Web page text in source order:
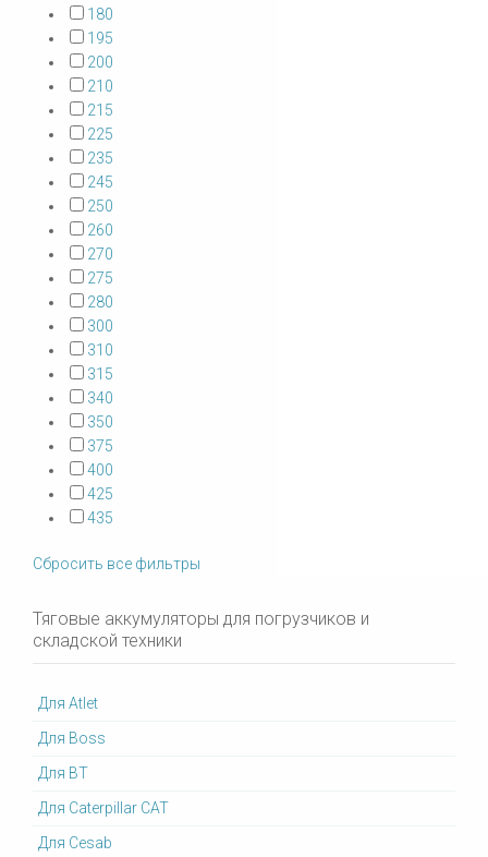
180
195
200
210
215
225
235
245
250
260
270
275
280
300
310
315
340
350
375
400
425
435
Сбросить все фильтры
Тяговые аккумуляторы для погрузчиков и
складской техники
Для Atlet
Для Boss
Для BT
Для Caterpillar CAT
Для Cesab